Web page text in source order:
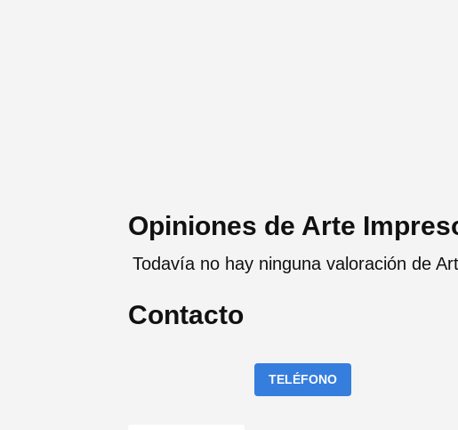
Opiniones de Arte
Todavía no hay ninguna valoración de
Contacto
TELÉFONO